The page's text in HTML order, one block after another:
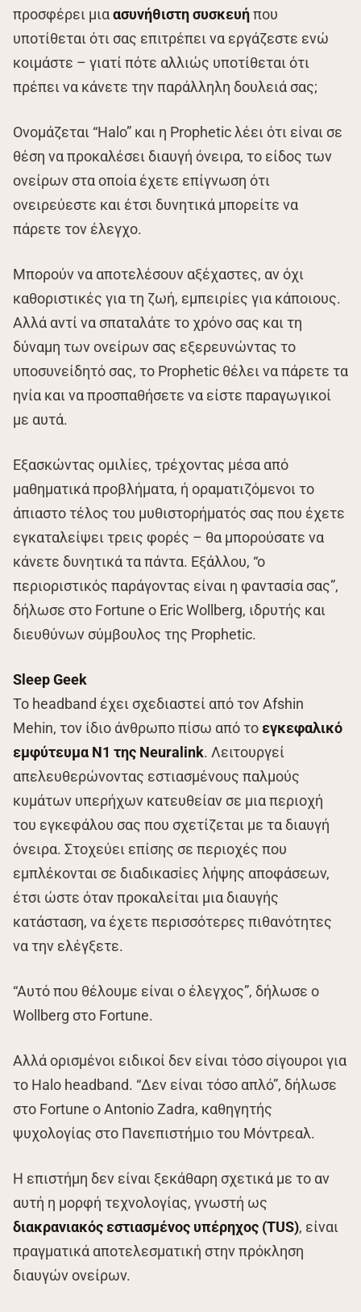
προσφέρει μιαασυνήθιστη συσκευήπου
υποτίθεται ότι σας επιτρέπει να εργάζεστε ενώ
κοιμάστε – γιατί πότε αλλιώς υποτίθεται ότι
πρέπει να κάνετε την παράλληλη δουλειά σας;
Ονομάζεται “Halo” και η Prophetic λέει ότι είναι σε
θέση να προκαλέσει διαυγή όνειρα, το είδος των
ονείρων στα οποία έχετε επίγνωση ότι
ονειρεύεστε και έτσι δυνητικά μπορείτε να
πάρετε τον έλεγχο.
Μπορούν να αποτελέσουν αξέχαστες, αν όχι
καθοριστικές για τη ζωή, εμπειρίες για κάποιους.
Αλλά αντί να σπαταλάτε το χρόνο σας και τη
δύναμη των ονείρων σας εξερευνώντας το
υποσυνείδητό σας, το Prophetic θέλει να πάρετε τα
ηνία και να προσπαθήσετε να είστε παραγωγικοί
με αυτά.
Εξασκώντας ομιλίες, τρέχοντας μέσα από
μαθηματικά προβλήματα, ή οραματιζόμενοι το
άπιαστο τέλος του μυθιστορήματός σας που έχετε
εγκαταλείψει τρεις φορές – θα μπορούσατε να
κάνετε δυνητικά τα πάντα. Εξάλλου, “ο
περιοριστικός παράγοντας είναι η φαντασία σας”,
δήλωσε στο Fortune ο Eric Wollberg, ιδρυτής και
διευθύνων σύμβουλος της Prophetic.
Sleep Geek
Το headband έχει σχεδιαστεί από τον Afshin
Mehin, τον ίδιο άνθρωπο πίσω από το εγκεφαλικό
εμφύτευμα N1 της Neuralink. Λειτουργεί
απελευθερώνοντας εστιασμένους παλμούς
κυμάτων υπερήχων κατευθείαν σε μια περιοχή
του εγκεφάλου σας που σχετίζεται με τα διαυγή
όνειρα. Στοχεύει επίσης σε περιοχές που
εμπλέκονται σε διαδικασίες λήψης αποφάσεων,
έτσι ώστε όταν προκαλείται μια διαυγής
κατάσταση, να έχετε περισσότερες πιθανότητες
να την ελέγξετε.
“Αυτό που θέλουμε είναι ο έλεγχος”, δήλωσε ο
Wollberg στο Fortune.
Αλλά ορισμένοι ειδικοί δεν είναι τόσο σίγουροι για
το Halo headband. “Δεν είναι τόσο απλό”, δήλωσε
στο Fortune ο Antonio Zadra, καθηγητής
ψυχολογίας στο Πανεπιστήμιο του Μόντρεαλ.
Η επιστήμη δεν είναι ξεκάθαρη σχετικά με το αν
αυτή η μορφή τεχνολογίας, γνωστή ως
διακρανιακός εστιασμένος υπέρηχος (TUS), είναι
πραγματικά αποτελεσματική στην πρόκληση
διαυγών ονείρων.